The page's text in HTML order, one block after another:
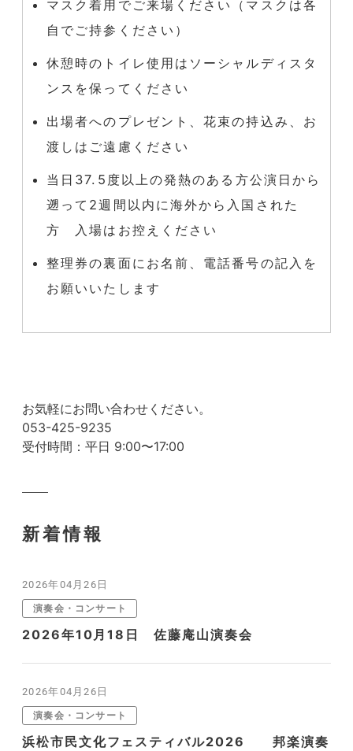
マスク着用でご来場ください（マスクは各
自でご持参ください）
休憩時のトイレ使用はソーシャルディスタ
ンスを保ってください
出場者へのプレゼント、花束の持込み、お
渡しはご遠慮ください
当日37.5度以上の発熱のある方公演日から
遡って2週間以内に海外から入国された
方 入場はお控えください
整理券の裏面にお名前、電話番号の記入を
お願いいたします
お気軽にお問い合わせください。
053-425-9235
受付時間：平日 9:00〜17:00
新着情報
2026年04月26日
演奏会・コンサート
2026年10月18日 佐藤庵山演奏会
2026年04月26日
演奏会・コンサート
浜松市民文化フェスティバル2026 邦楽演奏